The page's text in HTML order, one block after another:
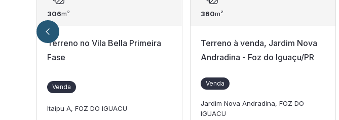
306m²
Terreno no Vila Bella Primeira
Fase
Venda
Itaipu A, FOZ DO IGUACU
360m²
Terreno à venda, Jardim Nova
Andradina - Foz do Iguaçu/PR
Venda
Jardim Nova Andradina, FOZ DO
IGUACU